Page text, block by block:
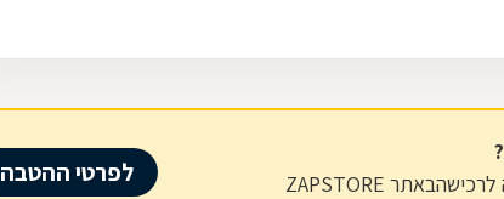
לרכישהבאתר ZAPSTORE לפרטי ההטבה